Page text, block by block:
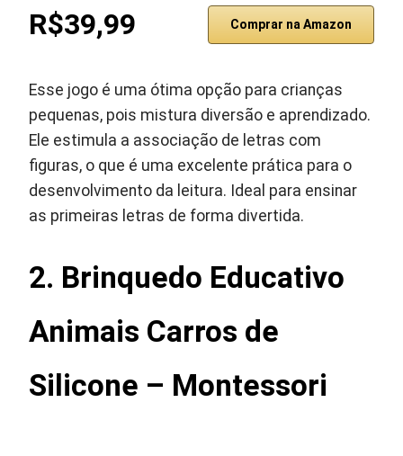
R$39,99 Comprar na Amazon
Esse jogo é uma ótima opção para crianças
pequenas, pois mistura diversão e aprendizado.
Ele estimula a associação de letras com
figuras, o que é uma excelente prática para o
desenvolvimento da leitura. Ideal para ensinar
as primeiras letras de forma divertida.
2. Brinquedo Educativo
Animais Carros de
Silicone – Montessori